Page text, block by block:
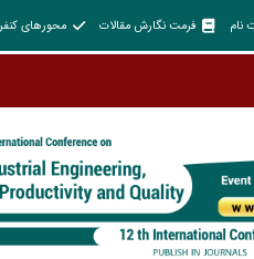
نام فرمت نگارش مقالات محورهای